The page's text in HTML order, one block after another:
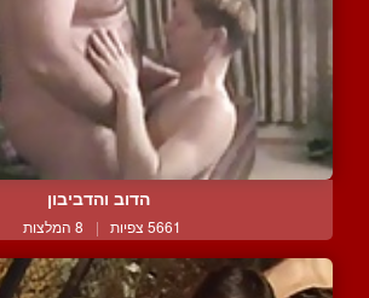
הדוב והדביבון
5661 צפיות | 8 המלצות